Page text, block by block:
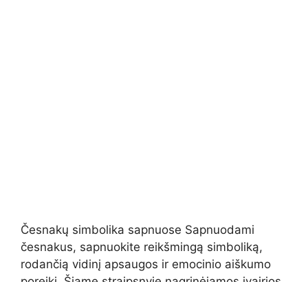
Česnakų simbolika sapnuose Sapnuodami
česnakus, sapnuokite reikšmingą simboliką,
rodančią vidinį apsaugos ir emocinio aiškumo